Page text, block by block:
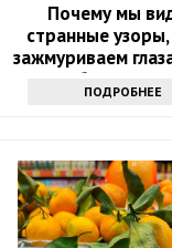
Почему мы
странные узоры,
зажмуриваем
стоит обратиться
ПОДРОБНЕЕ